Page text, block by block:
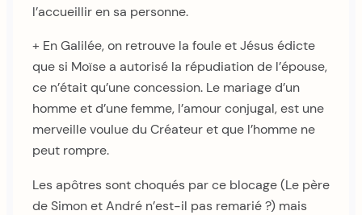
l’accueillir en sa personne.
+ En Galilée, on retrouve la foule et Jésus édicte
que si Moïse a autorisé la répudiation de l’épouse,
ce n’était qu’une concession. Le mariage d’un
homme et d’une femme, l’amour conjugal, est une
merveille voulue du Créateur et que l’homme ne
peut rompre.
Les apôtres sont choqués par ce blocage (Le père
de Simon et André n’est-il pas remarié ?) mais